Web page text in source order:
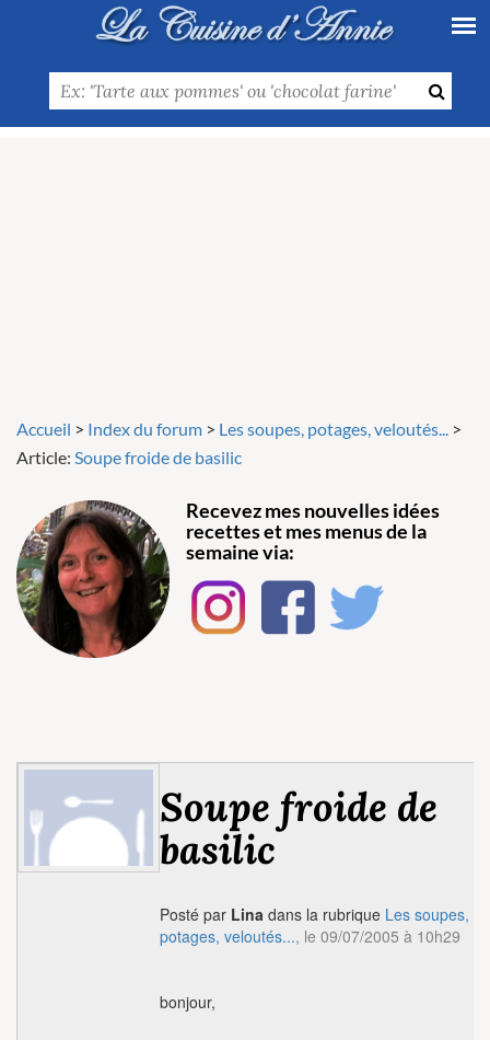
Accueil > Index du forum > Les soupes, potages, veloutés... >
Article: Soupe froide de basilic
Recevez mes nouvelles idées
recettes et mes menus de la
semaine via:
Soupe froide de
basilic
Posté par Lina dans la rubrique Les soupes,
potages, veloutés..., le 09/07/2005 à 10h29
bonjour,